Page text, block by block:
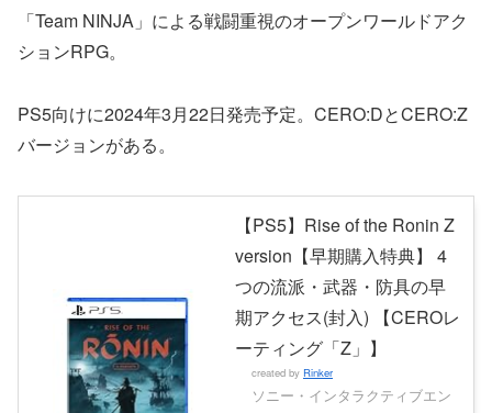
「Team NINJA」による戦闘重視のオープンワールドアク
ションRPG。
PS5向けに2024年3月22日発売予定。CERO:DとCERO:Z
バージョンがある。
【PS5】Rise of the Ronin Z
version【早期購入特典】 4
つの流派・武器・防具の早
期アクセス(封入) 【CEROレ
ーティング「Z」】
created by Rinker
ソニー・インタラクティブエン